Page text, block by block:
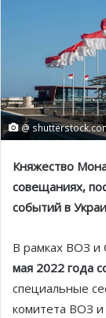
@
Княжество
совещаниях,
событий в
В рамках ВОЗ и
мая 2022 года
специальные
комитета ВОЗ